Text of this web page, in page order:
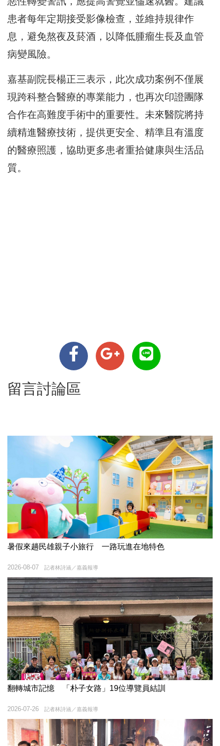
患者每年定期接受影像檢查，並維持規律作
息，避免熬夜及菸酒，以降低腫瘤生長及血管
病變風險。
嘉基副院長楊正三表示，此次成功案例不僅展
現跨科整合醫療的專業能力，也再次印證團隊
合作在高難度手術中的重要性。未來醫院將持
續精進醫療技術，提供更安全、精準且有溫度
的醫療照護，協助更多患者重拾健康與生活品
質。
留言討論區
暑假來趟民雄親子小旅行 一路玩進在地特色
記者林詩涵／嘉義報導
2026-08-07
翻轉城市記憶 「朴子女路」19位導覽員結訓
記者林詩涵／嘉義報導
2026-07-26